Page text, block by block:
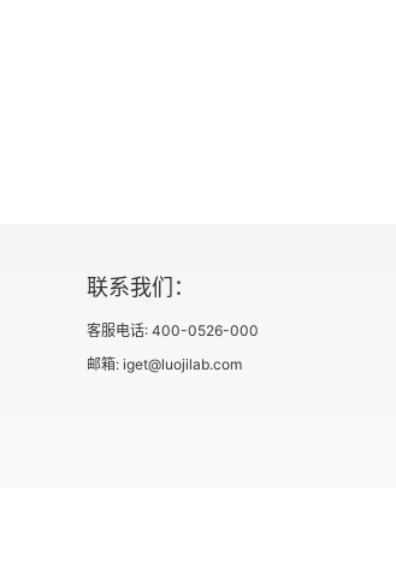
六、评价与展望
联系我们：
客服电话: 400-0526-000
邮箱: iget@luojilab.com